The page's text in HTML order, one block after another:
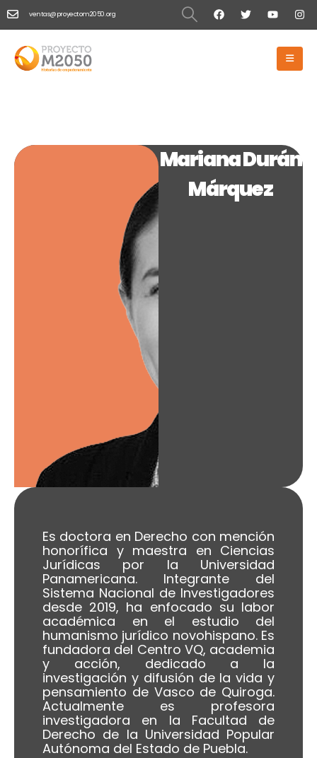
ventas@proyectom2050.org
Mariana Durán Márquez
Mariana Durán
Márquez
Es doctora en Derecho con mención
honorífica y maestra en Ciencias
Jurídicas por la Universidad
Panamericana. Integrante del
Sistema Nacional de Investigadores
desde 2019, ha enfocado su labor
académica en el estudio del
humanismo jurídico novohispano. Es
fundadora del Centro VQ, academia
y acción, dedicado a la
investigación y difusión de la vida y
pensamiento de Vasco de Quiroga.
Actualmente es profesora
investigadora en la Facultad de
Derecho de la Universidad Popular
Autónoma del Estado de Puebla.